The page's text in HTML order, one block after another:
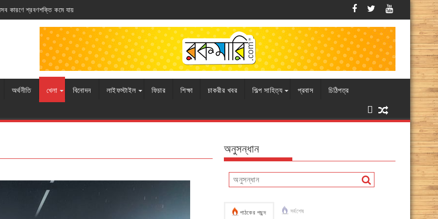
আর্জেন্টিনার ঘাড়ে ফ্রান্সের নিশ্বাস এবারও চামড়ার বাজারে ধস, বিপাকে ব্যবসায়ীরা
অর্থনীতি খেলা বিনোদন লাইফস্টাইল ফিচার শিক্ষা চাকরীর খবর শিল্প সাহিত্য প্রবাস চিঠিপত্র
অনুসন্ধান
পাঠকের পছন্দ সর্বশেষ